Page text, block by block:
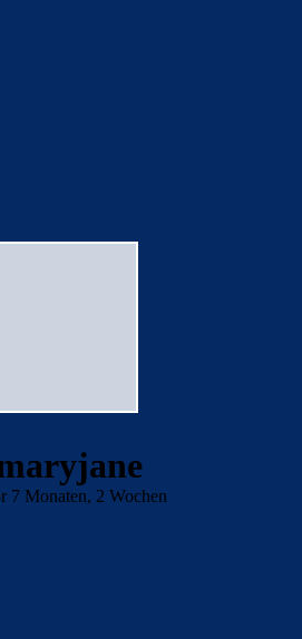
7 Monaten, 2 Wochen